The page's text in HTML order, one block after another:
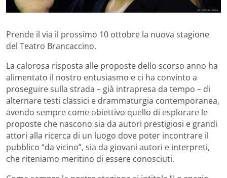
Prende il via il prossimo 10 ottobre la nuova stagione
del Teatro Brancaccino.
La calorosa risposta alle proposte dello scorso anno ha
alimentato il nostro entusiasmo e ci ha convinto a
proseguire sulla strada – già intrapresa da tempo – di
alternare testi classici e drammaturgia contemporanea,
avendo sempre come obiettivo quello di esplorare le
proposte che nascono sia da autori prestigiosi e grandi
attori alla ricerca di un luogo dove poter incontrare il
pubblico “da vicino”, sia da giovani autori e interpreti,
che riteniamo meritino di essere conosciuti.